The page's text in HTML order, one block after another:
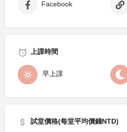
Facebook
上課時間
早上課
試堂價格(每堂平均價錢NTD)